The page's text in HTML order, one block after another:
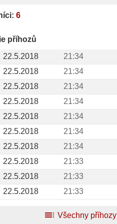
6
příhozů
22.5.2018
21:34
22.5.2018
21:34
22.5.2018 21:34
22.5.2018
21:34
22.5.2018 21:34
22.5.2018
21:34
22.5.2018 21:34
22.5.2018
21:33
22.5.2018 21:33
22.5.2018
21:33
toc Všechny příhozy